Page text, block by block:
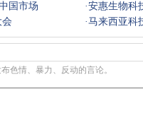
国市场 ·安惠生物科
·马来西亚科
色情、暴力、反动的言论。